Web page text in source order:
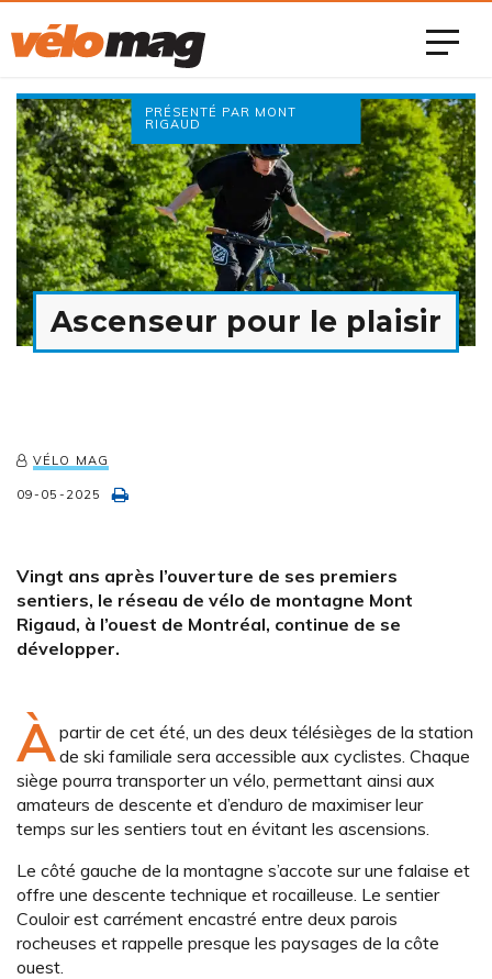
PRÉSENTÉ PAR MONT
RIGAUD
Ascenseur pour le plaisir
VÉLO MAG
09-05-2025
Vingt ans après l’ouverture de ses premiers
sentiers, le réseau de vélo de montagne Mont
Rigaud, à l’ouest de Montréal, continue de se
développer.
Àpartir de cet été, un des deux télé­sièges de la station
de ski familiale sera accessible aux cyclistes. Chaque
siège pourra transporter un vélo, permettant ainsi aux
amateurs de descente et d’enduro de maximiser leur
temps sur les sentiers tout en évitant les ascensions.
Le côté gauche de la montagne s’accote sur une falaise et
offre une descente technique et rocailleuse. Le sentier
Couloir est carrément encastré entre deux parois
rocheuses et rappelle presque les paysages de la côte
ouest.